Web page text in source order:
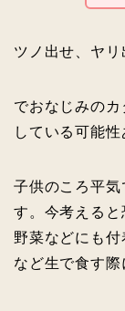
ツノ出せ、ヤリ
でおなじみのカ
している可能性
子供のころ平気
す。今考えると
野菜などにも
など生で食す際